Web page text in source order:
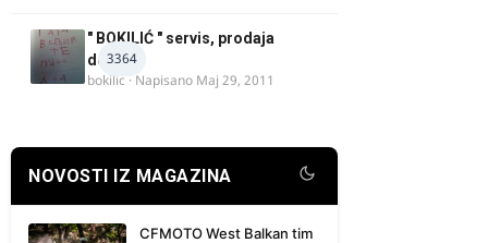
3364
" BOKILIĆ " servis, prodaja
delova
bokilic · Napisano Maj 29, 2011
NOVOSTI IZ MAGAZINA
CFMOTO West Balkan tim